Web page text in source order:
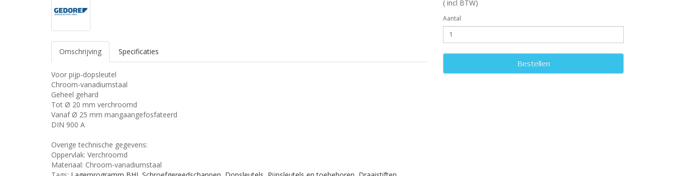
Omschrijving Specificaties
Voor pijp-dopsleutel
Chroom-vanadiumstaal
Geheel gehard
Tot Ø 20 mm verchroomd
Vanaf Ø 25 mm mangaangefosfateerd
DIN 900 A
Overige technische gegevens:
Oppervlak: Verchroomd
Materiaal: Chroom-vanadiumstaal
( incl BTW)
Aantal
Bestellen